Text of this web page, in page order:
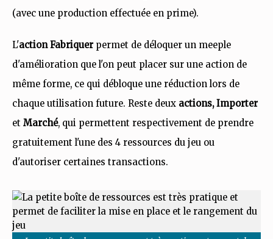
(avec une production effectuée en prime).
L'action Fabriquerpermet de déloquer un meeple
d'amélioration que l'on peut placer sur une action de
même forme, ce qui débloque une réduction lors de
chaque utilisation future. Reste deux actions, Importer
et Marché, qui permettent respectivement de prendre
gratuitement l'une des 4 ressources du jeu ou
d'autoriser certaines transactions.